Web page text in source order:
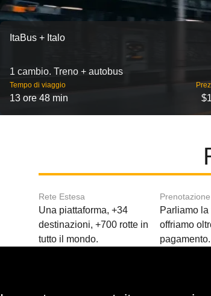
ItaBus + Italo
1 cambio. Treno + autobus
Tempo di viaggio
13 ore 48 min
Rete Estesa
Una piattaforma, +34
destinazioni, +700 rotte in
tutto il mondo.
Parliamo
offriamo
pagamento.